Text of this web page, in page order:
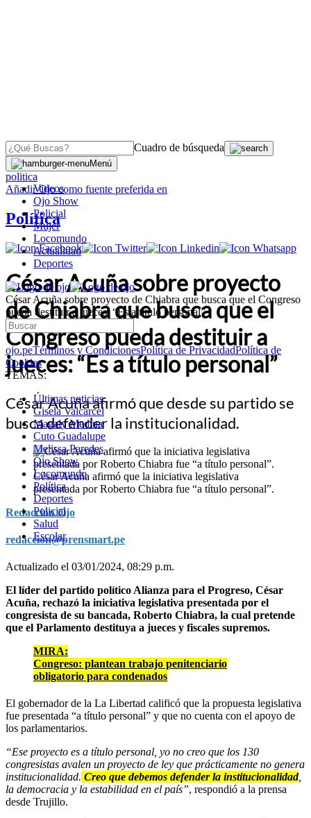
Cuadro de búsqueda
Menú
Videos
Ojo Show
Policial
Mujer
Locomundo
Actualidad
Deportes
César Acuña sobre proyecto de Chiabra que busca que el Congreso
pueda destituir a jueces: “Es a título personal”
ojo.peTérminos y CondicionesPolítica de PrivacidadPolítica de
Cookies
TEMAS:
Últimas noticias
Gisela Valcarcel
Magaly Medina
Cuto Guadalupe
Melissa Paredes
Ojo Show
Locomundo
Política
Deportes
Policial
Salud
Escolar
OJO
politica
AñadirOjocomo fuente preferida en
Política
César Acuña sobre proyecto
de Chiabra que busca que el
Congreso pueda destituir a
jueces: “Es a título personal”
César Acuña afirmó que desde su partido se
busca defender la institucionalidad.
César Acuña afirmó que la iniciativa legislativa
presentada por Roberto Chiabra fue “a título personal”.
Redacción Ojo
redaccion@prensmart.pe
Actualizado el 03/01/2024, 08:29 p.m.
El líder del partido político Alianza para el Progreso, César
Acuña, rechazó la iniciativa legislativa presentada por el
congresista de su bancada, Roberto Chiabra, la cual pretende
que el Parlamento destituya a jueces y fiscales supremos.
MIRA:
Congreso: plantean trabajo penitenciario
obligatorio para condenados
El gobernador de la La Libertad calificó que la propuesta legislativa
fue presentada “a título personal” y que no cuenta con el apoyo de
los parlamentarios.
“Ese proyecto es a título personal, yo no creo que los 130
congresistas avalen un proyecto de ley que prácticamente no genera
institucionalidad. Creo que debemos defender la institucionalidad,
la democracia y la estabilidad en el país”, respondió a la prensa
desde Trujillo.